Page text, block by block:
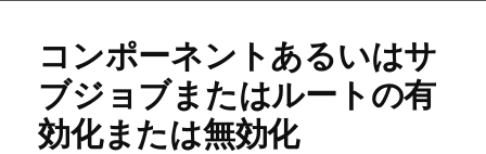
コンポーネントあるいはサ
ブジョブまたはルートの有
効化または無効化